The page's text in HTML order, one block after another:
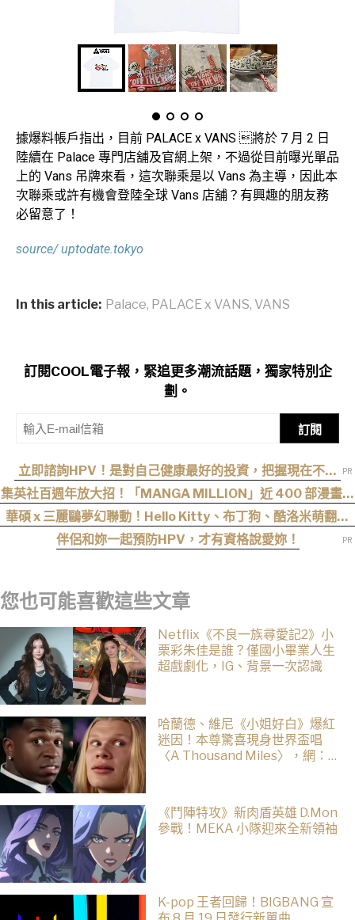
據爆料帳戶指出，目前 PALACE x VANS 將於 7 月 2 日
陸續在 Palace 專門店舖及官網上架，不過從目前曝光單品
上的 Vans 吊牌來看，這次聯乘是以 Vans 為主導，因此本
次聯乘或許有機會登陸全球 Vans 店舖？有興趣的朋友務
必留意了！
source/ uptodate.tokyo
In this article: Palace, PALACE x VANS, VANS
訂閱COOL電子報，緊追更多潮流話題，獨家特別企
劃。
訂閱
立即諮詢HPV！是對自己健康最好的投資，把握現在不嫌
晚！
集英社百週年放大招！「MANGA MILLION」近 400 部漫畫免
費看，《航海王》、《火影忍者》支援逾百種語言
華碩 x 三麗鷗夢幻聯動！Hello Kitty、布丁狗、酷洛米萌翻開
學祭，加碼抽巴黎機票
伴侶和妳一起預防HPV，才有資格說愛妳！
您也可能喜歡這些文章
Netflix《不良一族尋愛記2》小
栗彩朱佳是誰？僅國小畢業人生
超戲劇化，IG、背景一次認識
哈蘭德、維尼《小姐好白》爆紅
迷因！本尊驚喜現身世界盃唱
〈A Thousand Miles〉，網：文
《鬥陣特攻》新肉盾英雄 D.Mon
參戰！MEKA 小隊迎來全新領袖
K-pop 王者回歸！BIGBANG 宣